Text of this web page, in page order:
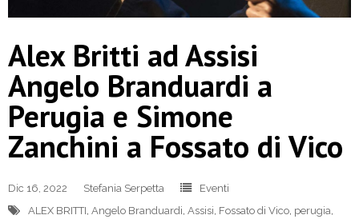
Alex Britti ad Assisi
Angelo Branduardi a
Perugia e Simone
Zanchini a Fossato di Vico
Dic 16, 2022 Stefania Serpetta
Eventi
ALEX BRITTI Angelo Branduardi Assisi Fossato di Vico perugia